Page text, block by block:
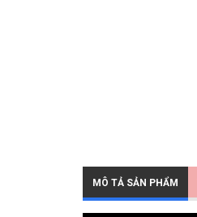
MÔ TẢ SẢN PHẨM